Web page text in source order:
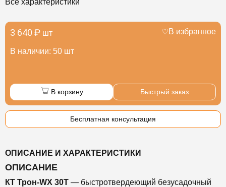
Все характеристики
3 640 ₽ шт
В наличии: 50 шт
В избранное
В корзину Быстрый заказ
Бесплатная консультация
ОПИСАНИЕ И ХАРАКТЕРИСТИКИ
ОПИСАНИЕ
КТ Трон-WX 30Т — быстротвердеющий безусадочный